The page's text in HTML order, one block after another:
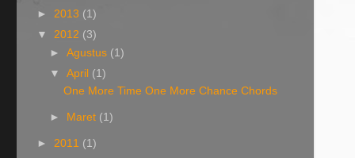
► 2013 (1)
▼ 2012 (3)
►Agustus (1)
▼April (1)
One More Time One More Chance Chords
► Maret (1)
► 2011 (1)